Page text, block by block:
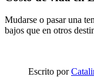
Mudarse o pasar una
bajos que en otros
Escrito por